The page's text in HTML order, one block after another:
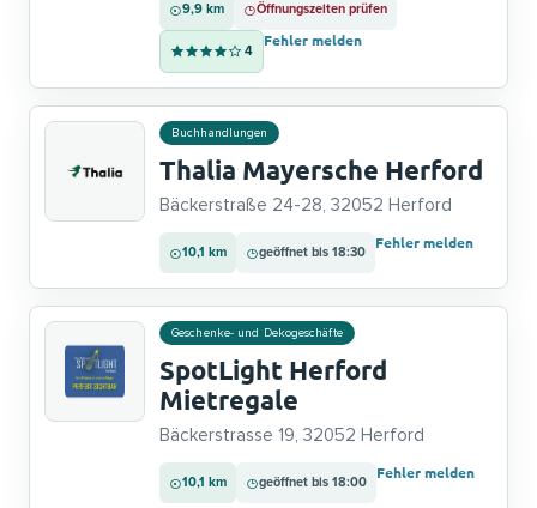
9,9 km Öffnungszeiten prüfen
4
Fehler melden
Buchhandlungen
Thalia Mayersche Herford
Bäckerstraße 24-28, 32052 Herford
10,1 km geöffnet bis 18:30
Fehler melden
Geschenke- und Dekogeschäfte
SpotLight Herford
Mietregale
Bäckerstrasse 19, 32052 Herford
10,1 km geöffnet bis 18:00
Fehler melden